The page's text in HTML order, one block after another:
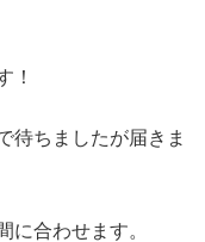
！
待ちましたが届きま
に合わせます。